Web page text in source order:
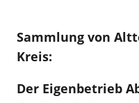
Sammlung von
Kreis:
Der Eigenbetrieb